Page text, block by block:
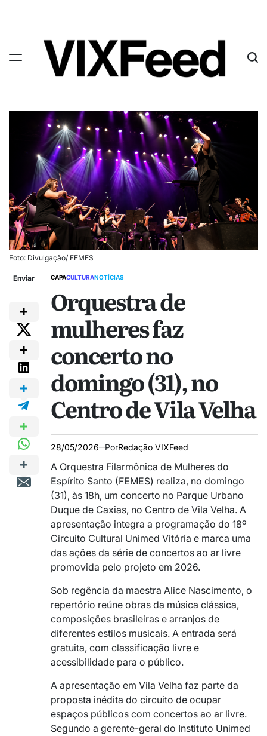
Foto: Divulgação/ FEMES
Enviar CAPACULTURANOTÍCIAS
Orquestra de
mulheres faz
concerto no
domingo (31), no
Centro de Vila Velha
28/05/2026 PorRedação VIXFeed
A Orquestra Filarmônica de Mulheres do
Espírito Santo (FEMES) realiza, no domingo
(31), às 18h, um concerto no Parque Urbano
Duque de Caxias, no Centro de Vila Velha. A
apresentação integra a programação do 18º
Circuito Cultural Unimed Vitória e marca uma
das ações da série de concertos ao ar livre
promovida pelo projeto em 2026.
Sob regência da maestra Alice Nascimento, o
repertório reúne obras da música clássica,
composições brasileiras e arranjos de
diferentes estilos musicais. A entrada será
gratuita, com classificação livre e
acessibilidade para o público.
A apresentação em Vila Velha faz parte da
proposta inédita do circuito de ocupar
espaços públicos com concertos ao ar livre.
Segundo a gerente-geral do Instituto Unimed